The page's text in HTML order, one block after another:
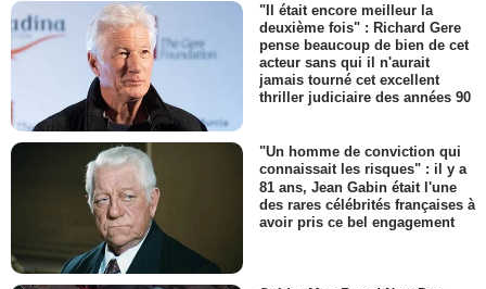
"Il était encore meilleur la
deuxième fois" : Richard Gere
pense beaucoup de bien de cet
acteur sans qui il n'aurait
jamais tourné cet excellent
thriller judiciaire des années 90
"Un homme de conviction qui
connaissait les risques" : il y a
81 ans, Jean Gabin était l'une
des rares célébrités françaises à
avoir pris ce bel engagement